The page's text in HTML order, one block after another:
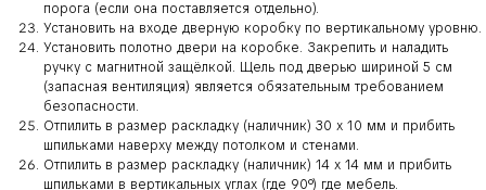
порога (если она поставляется отдельно).
Установить на входе дверную коробку по вертикальному уровню.
Установить полотно двери на коробке. Закрепить и наладить
ручку с магнитной защёлкой. Щель под дверью шириной 5 см
(запасная вентиляция) является обязательным требованием
безопасности.
Отпилить в размер раскладку (наличник) 30 х 10 мм и прибить
шпильками наверху между потолком и стенами.
Отпилить в размер раскладку (наличник) 14 х 14 мм и прибить
шпильками в вертикальных углах (где 90°) где мебель.